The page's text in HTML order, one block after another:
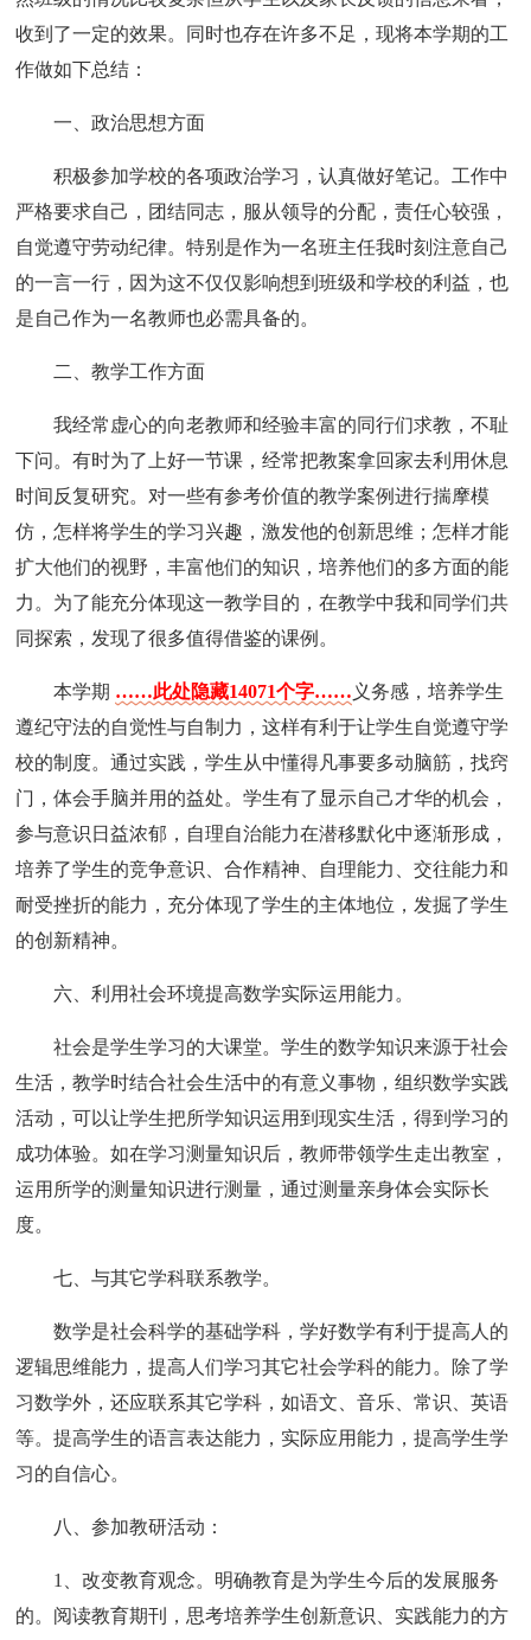
收到了一定的效果。同时也存在许多不足，现将本学期的工
作做如下总结：
一、政治思想方面
积极参加学校的各项政治学习，认真做好笔记。工作中
严格要求自己，团结同志，服从领导的分配，责任心较强，
自觉遵守劳动纪律。特别是作为一名班主任我时刻注意自己
的一言一行，因为这不仅仅影响想到班级和学校的利益，也
是自己作为一名教师也必需具备的。
二、教学工作方面
我经常虚心的向老教师和经验丰富的同行们求教，不耻
下问。有时为了上好一节课，经常把教案拿回家去利用休息
时间反复研究。对一些有参考价值的教学案例进行揣摩模
仿，怎样将学生的学习兴趣，激发他的创新思维；怎样才能
扩大他们的视野，丰富他们的知识，培养他们的多方面的能
力。为了能充分体现这一教学目的，在教学中我和同学们共
同探索，发现了很多值得借鉴的课例。
本学期 ……此处隐藏14071个字…… 义务感，培养学生
遵纪守法的自觉性与自制力，这样有利于让学生自觉遵守学
校的制度。通过实践，学生从中懂得凡事要多动脑筋，找窍
门，体会手脑并用的益处。学生有了显示自己才华的机会，
参与意识日益浓郁，自理自治能力在潜移默化中逐渐形成，
培养了学生的竞争意识、合作精神、自理能力、交往能力和
耐受挫折的能力，充分体现了学生的主体地位，发掘了学生
的创新精神。
六、利用社会环境提高数学实际运用能力。
社会是学生学习的大课堂。学生的数学知识来源于社会
生活，教学时结合社会生活中的有意义事物，组织数学实践
活动，可以让学生把所学知识运用到现实生活，得到学习的
成功体验。如在学习测量知识后，教师带领学生走出教室，
运用所学的测量知识进行测量，通过测量亲身体会实际长
度。
七、与其它学科联系教学。
数学是社会科学的基础学科，学好数学有利于提高人的
逻辑思维能力，提高人们学习其它社会学科的能力。除了学
习数学外，还应联系其它学科，如语文、音乐、常识、英语
等。提高学生的语言表达能力，实际应用能力，提高学生学
习的自信心。
八、参加教研活动：
1、改变教育观念。明确教育是为学生今后的发展服务
的。阅读教育期刊，思考培养学生创新意识、实践能力的方